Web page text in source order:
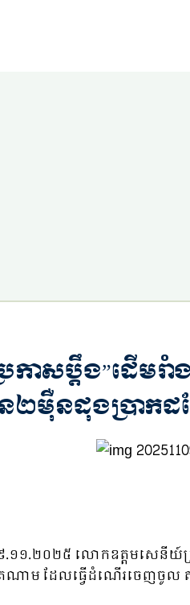
កាសប្ដឹង”ដើ
២ម៉ឺនដុងប្រាកដ
០៩.១១.២០២៥ លោកឧត្ដមសេ
ាម ដែលធ្វើដំណើរចេញចូល